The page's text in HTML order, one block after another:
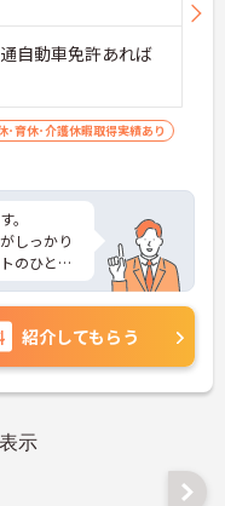
自動車免許あれば
･育休･介護休暇取得実績あり
。
しっかり
のひとつ
の時間を
の皆さま
ジしてみ
紹介してもらう
示